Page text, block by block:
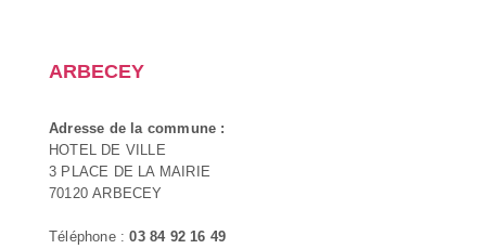
ARBECEY
Adresse de la commune :
HOTEL DE VILLE
3 PLACE DE LA MAIRIE
70120 ARBECEY
Téléphone :03 84 92 16 49